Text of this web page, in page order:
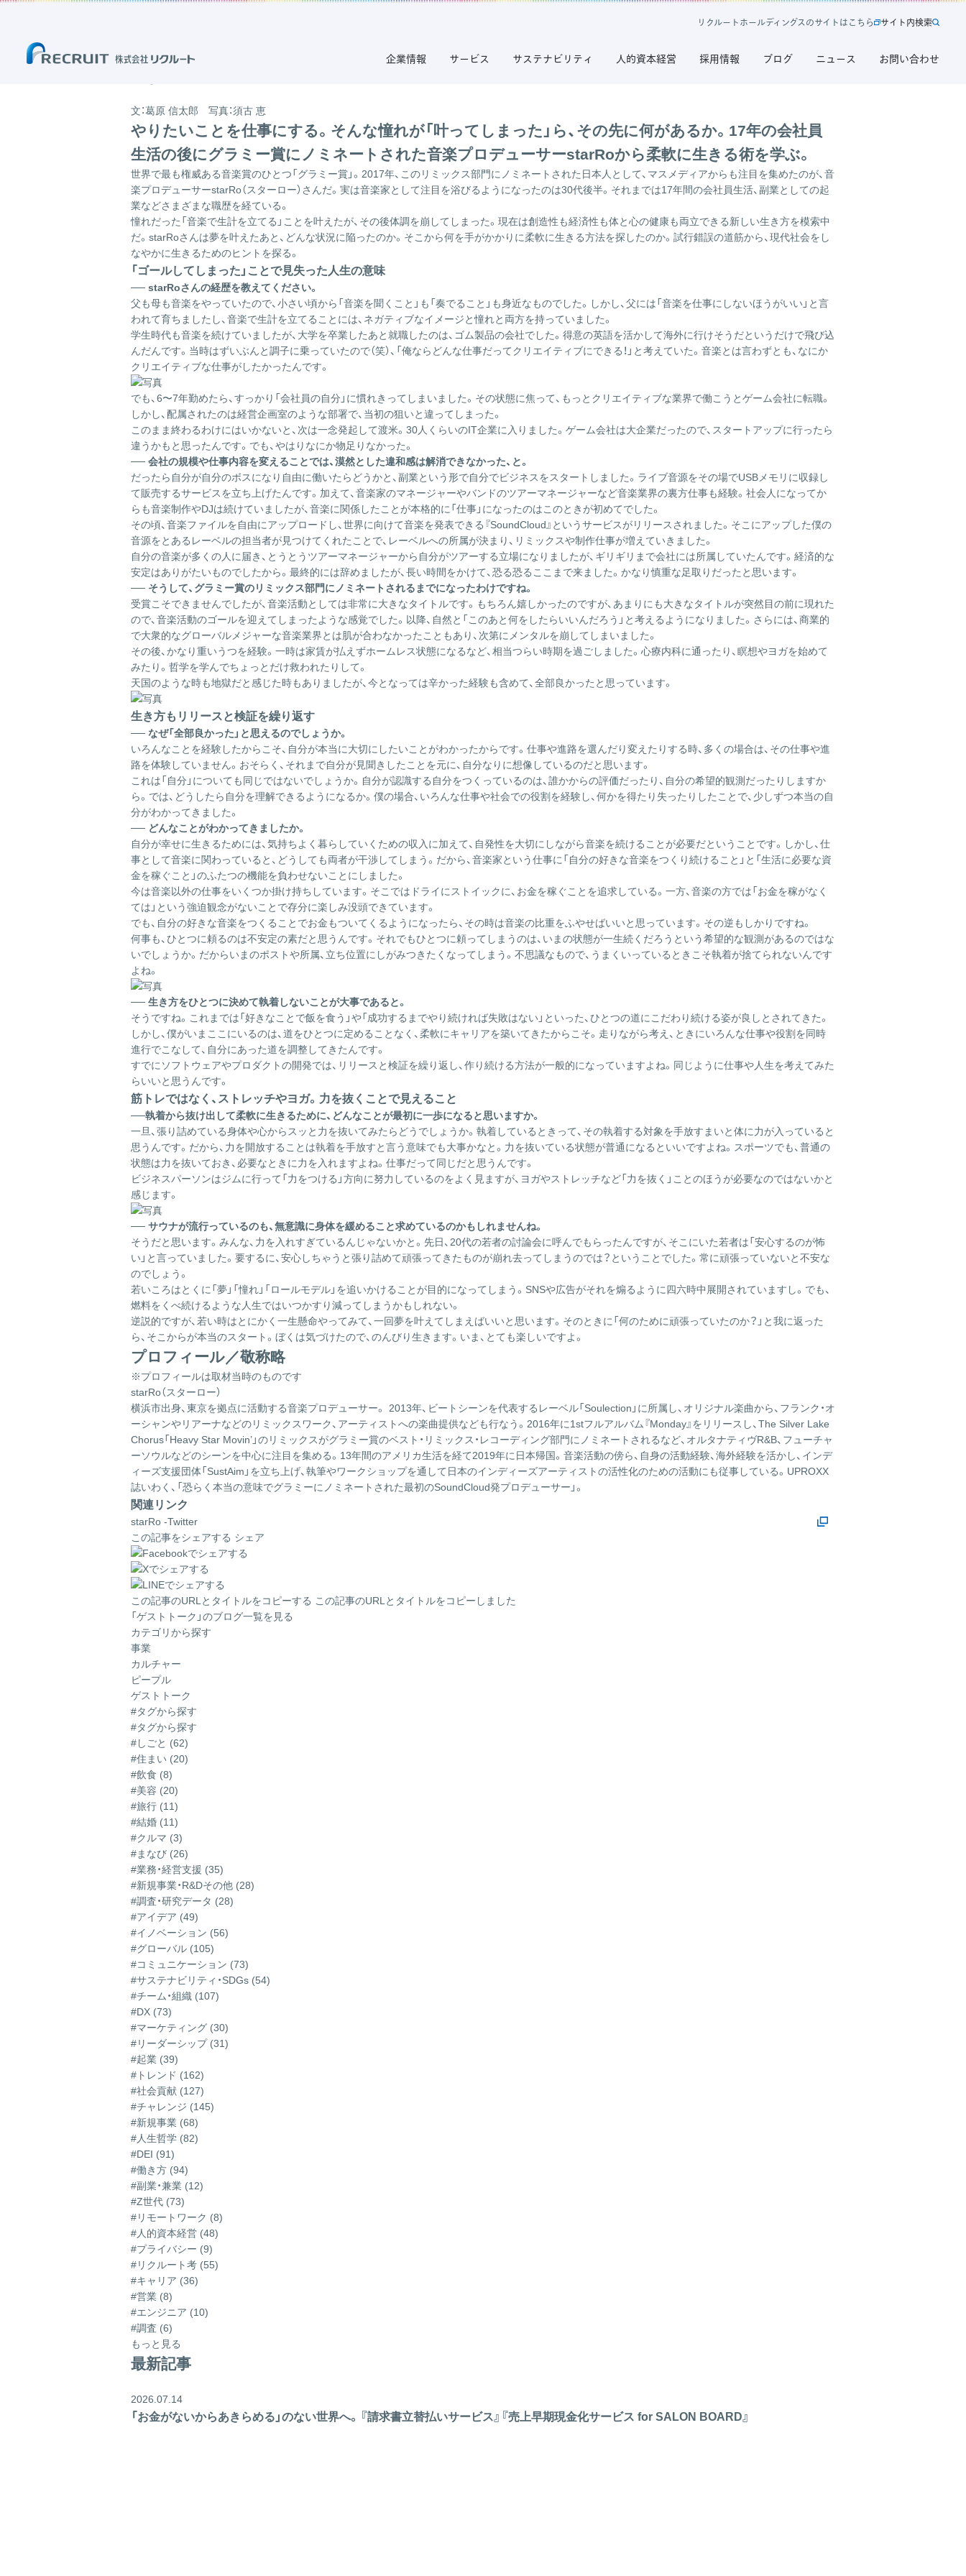
新
タ
く
リ
ク
ル
ー
ホ
ー
ン
グ
ス
の
サ
ト
は
こ
ち
リ クルー トホールディ ングスのサイ トはこち ら サ
ト
サイ ト内検索
企業情報 サービス サステナビリティ 人的資本経営 採用情報 ブログ ニュース お問い合わせ
#人生哲学
文：葛原 信太郎 写真：須古 恵
やりたいことを仕事にする。そんな憧れが「叶ってしまった」ら、その先に何があるか。17年の会社員
生活の後にグラミー賞にノミネートされた音楽プロデューサーstarRoから柔軟に生きる術を学ぶ。
世界で最も権威ある音楽賞のひとつ「グラミー賞」。2017年、このリミックス部門にノミネートされた日本人として、マスメディアからも注目を集めたのが、音
楽プロデューサーstarRo（スターロー）さんだ。実は音楽家として注目を浴びるようになったのは30代後半。それまでは17年間の会社員生活、副業としての起
業などさまざまな職歴を経ている。
憧れだった「音楽で生計を立てる」ことを叶えたが、その後体調を崩してしまった。現在は創造性も経済性も体と心の健康も両立できる新しい生き方を模索中
だ。starRoさんは夢を叶えたあと、どんな状況に陥ったのか。そこから何を手がかかりに柔軟に生きる方法を探したのか。試行錯誤の道筋から、現代社会をし
なやかに生きるためのヒントを探る。
「ゴールしてしまった」ことで見失った人生の意味
── starRoさんの経歴を教えてください。
父も母も音楽をやっていたので、小さい頃から「音楽を聞くこと」も「奏でること」も身近なものでした。しかし、父には「音楽を仕事にしないほうがいい」と言
われて育ちましたし、音楽で生計を立てることには、ネガティブなイメージと憧れと両方を持っていました。
学生時代も音楽を続けていましたが、大学を卒業したあと就職したのは、ゴム製品の会社でした。得意の英語を活かして海外に行けそうだというだけで飛び込
んだんです。当時はずいぶんと調子に乗っていたので（笑）、「俺ならどんな仕事だってクリエイティブにできる！」と考えていた。音楽とは言わずとも、なにか
クリエイティブな仕事がしたかったんです。
でも、6〜7年勤めたら、すっかり「会社員の自分」に慣れきってしまいました。その状態に焦って、もっとクリエイティブな業界で働こうとゲーム会社に転職。
しかし、配属されたのは経営企画室のような部署で、当初の狙いと違ってしまった。
このまま終わるわけにはいかないと、次は一念発起して渡米。30人くらいのIT企業に入りました。ゲーム会社は大企業だったので、スタートアップに行ったら
違うかもと思ったんです。でも、やはりなにか物足りなかった。
── 会社の規模や仕事内容を変えることでは、漠然とした違和感は解消できなかった、と。
だったら自分が自分のボスになり自由に働いたらどうかと、副業という形で自分でビジネスをスタートしました。ライブ音源をその場でUSBメモリに収録し
て販売するサービスを立ち上げたんです。加えて、音楽家のマネージャーやバンドのツアーマネージャーなど音楽業界の裏方仕事も経験。社会人になってか
らも音楽制作やDJは続けていましたが、音楽に関係したことが本格的に「仕事」になったのはこのときが初めてでした。
その頃、音楽ファイルを自由にアップロードし、世界に向けて音楽を発表できる『SoundCloud』というサービスがリリースされました。そこにアップした僕の
音源をとあるレーベルの担当者が見つけてくれたことで、レーベルへの所属が決まり、リミックスや制作仕事が増えていきました。
自分の音楽が多くの人に届き、とうとうツアーマネージャーから自分がツアーする立場になりましたが、ギリギリまで会社には所属していたんです。経済的な
安定はありがたいものでしたから。最終的には辞めましたが、長い時間をかけて、恐る恐るここまで来ました。かなり慎重な足取りだったと思います。
── そうして、グラミー賞のリミックス部門にノミネートされるまでになったわけですね。
受賞こそできませんでしたが、音楽活動としては非常に大きなタイトルです。もちろん嬉しかったのですが、あまりにも大きなタイトルが突然目の前に現れた
ので、音楽活動のゴールを迎えてしまったような感覚でした。以降、自然と「このあと何をしたらいいんだろう」と考えるようになりました。さらには、商業的
で大衆的なグローバルメジャーな音楽業界とは肌が合わなかったこともあり、次第にメンタルを崩してしまいました。
その後、かなり重いうつを経験。一時は家賃が払えずホームレス状態になるなど、相当つらい時期を過ごしました。心療内科に通ったり、瞑想やヨガを始めて
みたり。哲学を学んでちょっとだけ救われたりして。
天国のような時も地獄だと感じた時もありましたが、今となっては辛かった経験も含めて、全部良かったと思っています。
生き方もリリースと検証を繰り返す
── なぜ「全部良かった」と思えるのでしょうか。
いろんなことを経験したからこそ、自分が本当に大切にしたいことがわかったからです。仕事や進路を選んだり変えたりする時、多くの場合は、その仕事や進
路を体験していません。おそらく、それまで自分が見聞きしたことを元に、自分なりに想像しているのだと思います。
これは「自分」についても同じではないでしょうか。自分が認識する自分をつくっているのは、誰かからの評価だったり、自分の希望的観測だったりしますか
ら。では、どうしたら自分を理解できるようになるか。僕の場合、いろんな仕事や社会での役割を経験し、何かを得たり失ったりしたことで、少しずつ本当の自
分がわかってきました。
── どんなことがわかってきましたか。
自分が幸せに生きるためには、気持ちよく暮らしていくための収入に加えて、自発性を大切にしながら音楽を続けることが必要だということです。しかし、仕
事として音楽に関わっていると、どうしても両者が干渉してしまう。だから、音楽家という仕事に「自分の好きな音楽をつくり続けること」と「生活に必要な資
金を稼ぐこと」のふたつの機能を負わせないことにしました。
今は音楽以外の仕事をいくつか掛け持ちしています。そこではドライにストイックに、お金を稼ぐことを追求している。一方、音楽の方では「お金を稼がなく
ては」という強迫観念がないことで存分に楽しみ没頭できています。
でも、自分の好きな音楽をつくることでお金もついてくるようになったら、その時は音楽の比重をふやせばいいと思っています。その逆もしかりですね。
何事も、ひとつに頼るのは不安定の素だと思うんです。それでもひとつに頼ってしまうのは、いまの状態が一生続くだろうという希望的な観測があるのではな
いでしょうか。だからいまのポストや所属、立ち位置にしがみつきたくなってしまう。不思議なもので、うまくいっているときこそ執着が捨てられないんです
よね。
── 生き方をひとつに決めて執着しないことが大事であると。
そうですね。これまでは「好きなことで飯を食う」や「成功するまでやり続ければ失敗はない」といった、ひとつの道にこだわり続ける姿が良しとされてきた。
しかし、僕がいまここにいるのは、道をひとつに定めることなく、柔軟にキャリアを築いてきたからこそ。走りながら考え、ときにいろんな仕事や役割を同時
進行でこなして、自分にあった道を調整してきたんです。
すでにソフトウェアやプロダクトの開発では、リリースと検証を繰り返し、作り続ける方法が一般的になっていますよね。同じように仕事や人生を考えてみた
らいいと思うんです。
筋トレではなく、ストレッチやヨガ。力を抜くことで見えること
──執着から抜け出して柔軟に生きるために、どんなことが最初に一歩になると思いますか。
一旦、張り詰めている身体や心からスッと力を抜いてみたらどうでしょうか。執着しているときって、その執着する対象を手放すまいと体に力が入っていると
思うんです。だから、力を開放することは執着を手放すと言う意味でも大事かなと。力を抜いている状態が普通になるといいですよね。スポーツでも、普通の
状態は力を抜いておき、必要なときに力を入れますよね。仕事だって同じだと思うんです。
ビジネスパーソンはジムに行って「力をつける」方向に努力しているのをよく見ますが、ヨガやストレッチなど「力を抜く」ことのほうが必要なのではないかと
感じます。
── サウナが流行っているのも、無意識に身体を緩めること求めているのかもしれませんね。
そうだと思います。みんな、力を入れすぎているんじゃないかと。先日、20代の若者の討論会に呼んでもらったんですが、そこにいた若者は「安心するのが怖
い」と言っていました。要するに、安心しちゃうと張り詰めて頑張ってきたものが崩れ去ってしまうのでは？ということでした。常に頑張っていないと不安な
のでしょう。
若いころはとくに「夢」「憧れ」「ロールモデル」を追いかけることが目的になってしまう。SNSや広告がそれを煽るように四六時中展開されていますし。でも、
燃料をくべ続けるような人生ではいつかすり減ってしまうかもしれない。
逆説的ですが、若い時はとにかく一生懸命やってみて、一回夢を叶えてしまえばいいと思います。そのときに「何のために頑張っていたのか？」と我に返った
ら、そこからが本当のスタート。ぼくは気づけたので、のんびり生きます。いま、とても楽しいですよ。
プロフィール／敬称略
※プロフィールは取材当時のものです
starRo（スターロー）
横浜市出身、東京を拠点に活動する音楽プロデューサー。 2013年、ビートシーンを代表するレーベル「Soulection」に所属し、オリジナル楽曲から、フランク・オ
ーシャンやリアーナなどのリミックスワーク、アーティストへの楽曲提供なども行なう。2016年に1stフルアルバム『Monday』をリリースし、The Silver Lake
Chorus「Heavy Star Movin’」のリミックスがグラミー賞のベスト・リミックス・レコーディング部門にノミネートされるなど、オルタナティヴR&B、フューチャ
ーソウルなどのシーンを中心に注目を集める。13年間のアメリカ生活を経て2019年に日本帰国。音楽活動の傍ら、自身の活動経験、海外経験を活かし、インデ
ィーズ支援団体「SustAim」を立ち上げ、執筆やワークショップを通して日本のインディーズアーティストの活性化のための活動にも従事している。UPROXX
誌いわく、「恐らく本当の意味でグラミーにノミネートされた最初のSoundCloud発プロデューサー」。
関連リンク
starRo -Twitter
この記事をシェアする シェア
この記事のURLとタイトルをコピーする この記事のURLとタイトルをコピーしました
「ゲストトーク」のブログ一覧を見る
カテゴリから探す
事業
カルチャー
ピープル
ゲストトーク
#タグから探す
#タグから探す
#しごと (62)
#住まい (20)
#飲食 (8)
#美容 (20)
#旅行 (11)
#結婚 (11)
#クルマ (3)
#まなび (26)
#業務・経営支援 (35)
#新規事業・R&Dその他 (28)
#調査・研究データ (28)
#アイデア (49)
#イノベーション (56)
#グローバル (105)
#コミュニケーション (73)
#サステナビリティ・SDGs (54)
#チーム・組織 (107)
#DX (73)
#マーケティング (30)
#リーダーシップ (31)
#起業 (39)
#トレンド (162)
#社会貢献 (127)
#チャレンジ (145)
#新規事業 (68)
#人生哲学 (82)
#DEI (91)
#働き方 (94)
#副業・兼業 (12)
#Z世代 (73)
#リモートワーク (8)
#人的資本経営 (48)
#プライバシー (9)
#リクルート考 (55)
#キャリア (36)
#営業 (8)
#エンジニア (10)
#調査 (6)
もっと見る
最新記事
2026.07.14
「お金がないからあきらめる」のない世界へ。『請求書立替払いサービス』『売上早期現金化サービス for SALON BOARD』